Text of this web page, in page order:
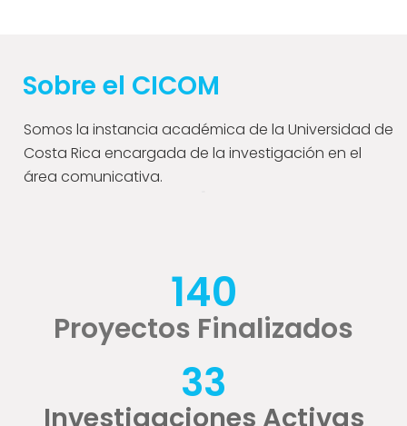
Sobre el CICOM
Somos la instancia académica de la Universidad de
Costa Rica encargada de la investigación en el
área comunicativa.
Proyectos Finalizados
140
Investigaciones Activas
33